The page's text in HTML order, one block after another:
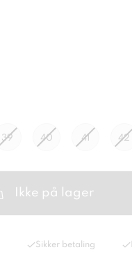
39 40 41 42
Ikke på lager
Sikker betaling